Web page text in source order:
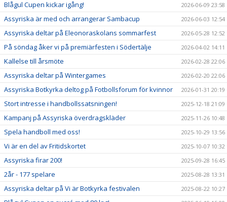
Blågul Cupen kickar igång! 2026-06-09 23:58
Assyriska är med och arrangerar Sambacup 2026-06-03 12:54
Assyriska deltar på Eleonoraskolans sommarfest 2026-05-28 12:52
På söndag åker vi på premiärfesten i Södertälje 2026-04-02 14:11
Kallelse till årsmöte 2026-02-28 22:06
Assyriska deltar på Wintergames 2026-02-20 22:06
Assyriska Botkyrka deltog på Fotbollsforum för kvinnor 2026-01-31 20:19
Stort intresse i handbollssatsningen! 2025-12-18 21:09
Kampanj på Assyriska överdragskläder 2025-11-26 10:48
Spela handboll med oss! 2025-10-29 13:56
Vi är en del av Fritidskortet 2025-10-07 10:32
Assyriska firar 200! 2025-09-28 16:45
2år - 177 spelare 2025-08-28 13:31
Assyriska deltar på Vi är Botkyrka festivalen 2025-08-22 10:27